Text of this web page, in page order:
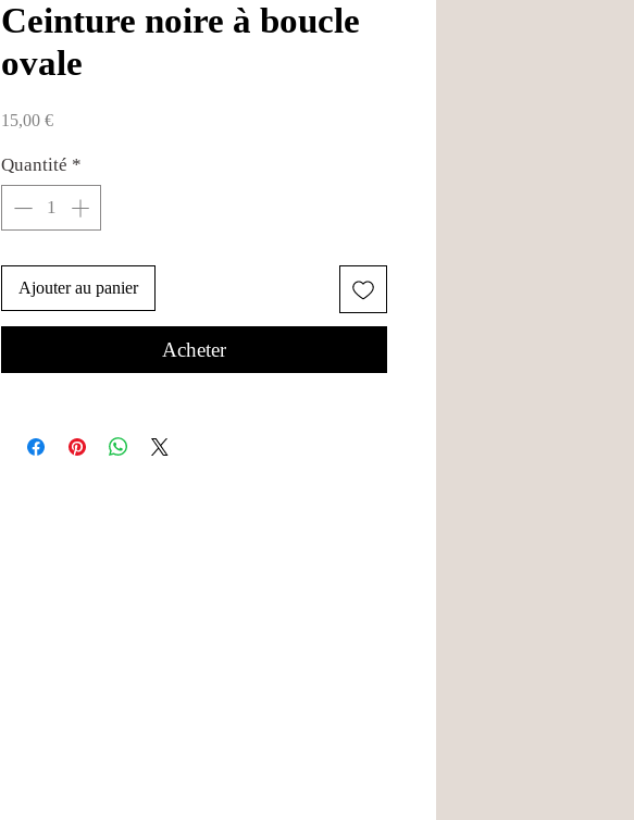
Ceinture noire à boucle
ovale
15,00 €Prix
Quantité *
Ajouter au panier
Acheter